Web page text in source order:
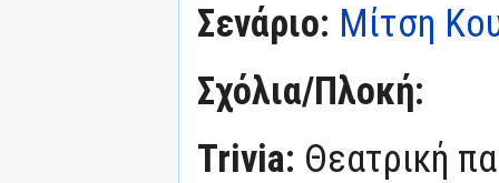
Σενάριο: Μίτση
Σχόλια/Πλοκή:
Trivia: Θεατρική